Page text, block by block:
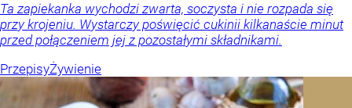
Ta zapiekanka wychodzi zwarta, soczysta i nie rozpada się
przy krojeniu. Wystarczy poświęcić cukinii kilkanaście minut
przed połączeniem jej z pozostałymi składnikami.
PrzepisyŻywienie